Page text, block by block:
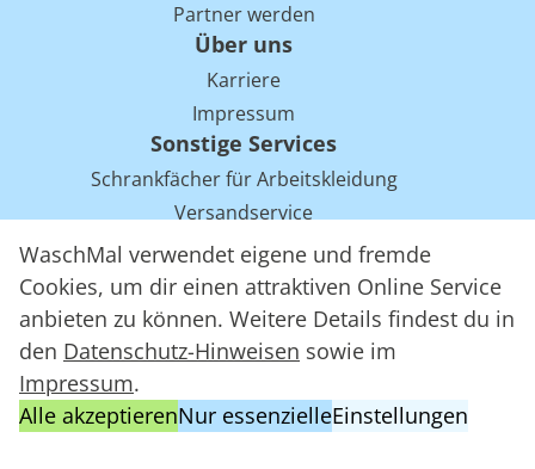
WaschMal verwendet eigene und fremde
Cookies, um dir einen attraktiven Online Service
anbieten zu können. Weitere Details findest du in
den Datenschutz-Hinweisen sowie im
Impressum.
Alle akzeptierenNur essenzielleEinstellungen
Partner werden
Über uns
Karriere
Impressum
Sonstige Services
Schrankfächer für Arbeitskleidung
Versandservice
Einsparpotentiale für Mietwäsche bei Arbeitskleidung
Arbeitskleidung Tracking mit RFID
WaschMal GmbH 2016 – 2026
Datenschutz
Allgemeine Geschäftsbedingungen